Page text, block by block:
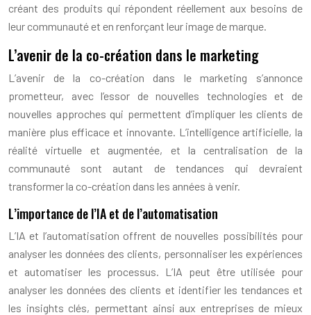
créant des produits qui répondent réellement aux besoins de
leur communauté et en renforçant leur image de marque.
L’avenir de la co-création dans le marketing
L’avenir de la co-création dans le marketing s’annonce
prometteur, avec l’essor de nouvelles technologies et de
nouvelles approches qui permettent d’impliquer les clients de
manière plus efficace et innovante. L’intelligence artificielle, la
réalité virtuelle et augmentée, et la centralisation de la
communauté sont autant de tendances qui devraient
transformer la co-création dans les années à venir.
L’importance de l’IA et de l’automatisation
L’IA et l’automatisation offrent de nouvelles possibilités pour
analyser les données des clients, personnaliser les expériences
et automatiser les processus. L’IA peut être utilisée pour
analyser les données des clients et identifier les tendances et
les insights clés, permettant ainsi aux entreprises de mieux